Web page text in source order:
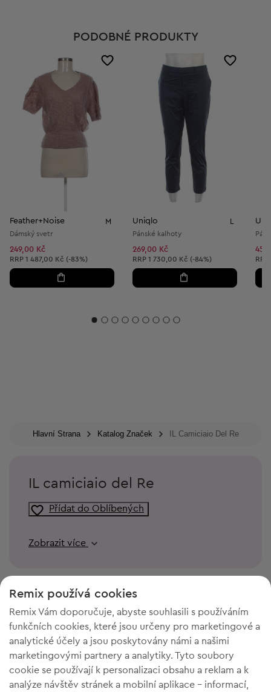
PODOBNÉ PRODUKTY
Feather+Noise M
Dámský svetr
249,00 Kč
Doporučená cena:
RRP 1 487,00 Kč (-83%)
Uniqlo L
Pánské kalhoty
269,00 Kč
Doporučená cena:
RRP 1 730,00 Kč (-84%) RRP
Hlavní Strana Katalog Značek IL Camiciaio Del Re
IL camiciaio del Re
Přídat do Oblíbených
Zobrazit více
POTŘEBUJETE PROSTOR VE
Remix používá cookies
Remix Vám doporučuje, abyste souhlasili s používáním
funkčních cookies, které jsou určeny pro marketingové a
analytické účely a jsou poskytovány námi a našimi
marketingovými partnery a analytiky. Tyto soubory
cookie se používají k personalizaci obsahu a reklam a k
analýze návštěv stránek a mobilní aplikace - informací,